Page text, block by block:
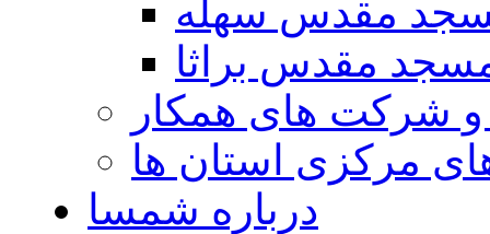
مقدس سهله
مقدس براثا
و شرکت های همکار
مرکزی استان ها
درباره شمسا